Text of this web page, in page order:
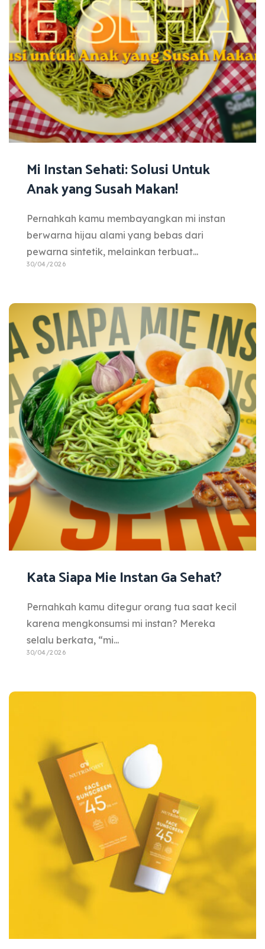
Mi Instan Sehati: Solusi Untuk
Anak yang Susah Makan!
Pernahkah kamu membayangkan mi instan
berwarna hijau alami yang bebas dari
pewarna sintetik, melainkan terbuat...
30/04/2026
Kata Siapa Mie Instan Ga Sehat?
Pernahkah kamu ditegur orang tua saat kecil
karena mengkonsumsi mi instan? Mereka
selalu berkata, “mi...
30/04/2026